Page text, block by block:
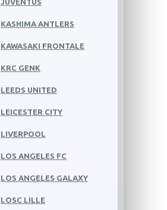
JUVENTUS
KASHIMA ANTLERS
KAWASAKI FRONTALE
KRC GENK
LEEDS UNITED
LEICESTER CITY
LIVERPOOL
LOS ANGELES FC
LOS ANGELES GALAXY
LOSC LILLE